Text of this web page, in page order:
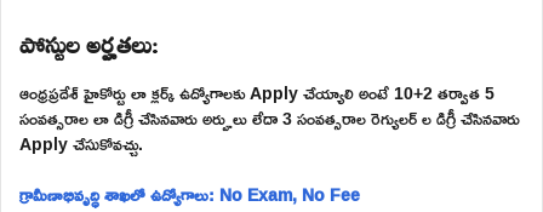
పోస్టుల అర్హతలు:
ఆంధ్రప్రదేశ్ హైకోర్టు లా క్లర్క్ ఉద్యోగాలకు Apply చేయ్యాలి అంటే 10+2 తర్వాత 5
సంవత్సరాల లా డిగ్రీ చేసినవారు అర్హులు లేదా 3 సంవత్సరాల రెగ్యులర్ ల డిగ్రీ చేసినవారు
Apply చేసుకోవచ్చు.
గ్రామీణాభివృద్ధి శాఖలో ఉద్యోగాలు: No Exam, No Fee